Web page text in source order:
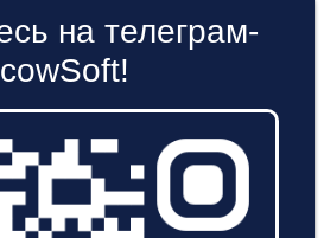
на телеграм-